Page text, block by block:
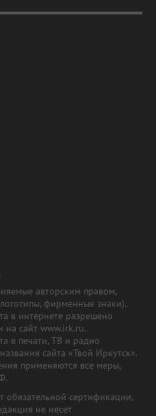
авторским правом,
фирменные знаки).
в интернете разрешено
на сайт www.irk.ru.
в печати, ТВ и радио
сайта «Твой Иркутск».
применяются все меры,
обязательной сертификации,
не несет